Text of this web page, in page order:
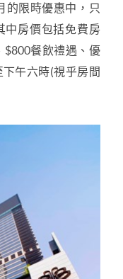
的限時優惠中，只
中房價包括免費房
$800餐飲禮遇、優
下午六時(視乎房間